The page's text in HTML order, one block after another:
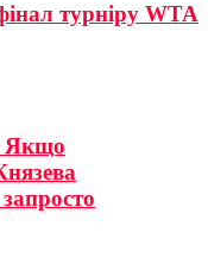
турніру WTA
Якщо